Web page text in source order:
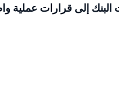
البنك إلى قرارات عملية